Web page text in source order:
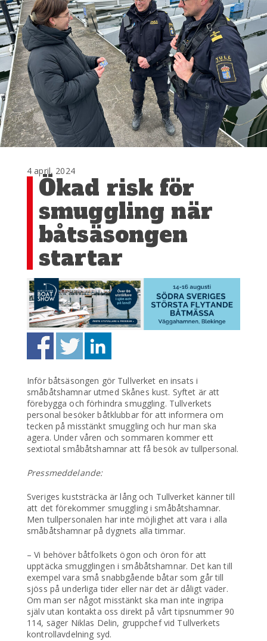
4 april, 2024
Ökad risk för
smuggling när
båtsäsongen
startar
Inför båtsäsongen gör Tullverket en insats i
småbåtshamnar utmed Skånes kust. Syftet är att
förebygga och förhindra smuggling. Tullverkets
personal besöker båtklubbar för att informera om
tecken på misstänkt smuggling och hur man ska
agera. Under våren och sommaren kommer ett
sextiotal småbåtshamnar att få besök av tullpersonal.
Pressmeddelande:
Sveriges kuststräcka är lång och Tullverket känner till
att det förekommer smuggling i småbåtshamnar.
Men tullpersonalen har inte möjlighet att vara i alla
småbåtshamnar på dygnets alla timmar.
– Vi behöver båtfolkets ögon och öron för att
upptäcka smugglingen i småbåtshamnar. Det kan till
exempel vara små snabbgående båtar som går till
sjöss på underliga tider eller när det är dåligt väder.
Om man ser något misstänkt ska man inte ingripa
själv utan kontakta oss direkt på vårt tipsnummer 90
114, säger Niklas Delin, gruppchef vid Tullverkets
kontrollavdelning syd.